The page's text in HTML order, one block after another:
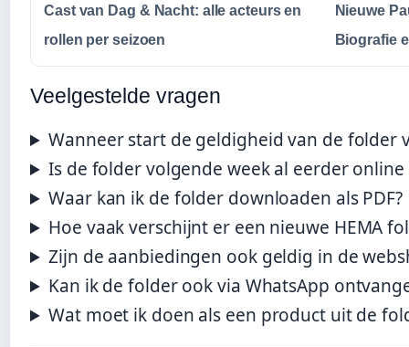
Cast van Dag & Nacht: alle acteurs en
rollen per seizoen
Nieuwe
Biografie
Veelgestelde vragen
Wanneer start de geldigheid van de folder
Is de folder volgende week al eerder online
Waar kan ik de folder downloaden als PDF?
Hoe vaak verschijnt er een nieuwe HEMA
Zijn de aanbiedingen ook geldig in de
Kan ik de folder ook via WhatsApp
Wat moet ik doen als een product uit de